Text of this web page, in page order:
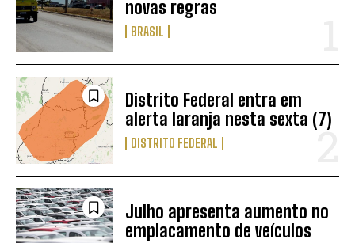
novas regras
BRASIL
Distrito Federal entra em
alerta laranja nesta sexta (7)
DISTRITO FEDERAL
Julho apresenta aumento no
emplacamento de veículos